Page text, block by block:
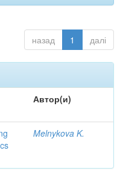
назад 1 далі
Автор(и)
Melnykova K.